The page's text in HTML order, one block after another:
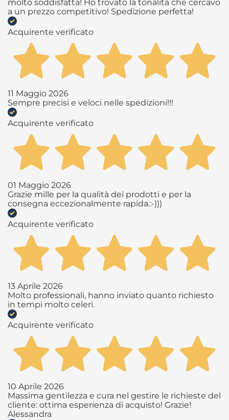
molto soddisfatta! Ho trovato la tonalità che cercavo
a un prezzo competitivo! Spedizione perfetta!
Acquirente verificato
11 Maggio 2026
Sempre precisi e veloci nelle spedizioni!!!
Acquirente verificato
01 Maggio 2026
Grazie mille per la qualità dei prodotti e per la
consegna eccezionalmente rapida.:-)))
Acquirente verificato
13 Aprile 2026
Molto professionali, hanno inviato quanto richiesto
in tempi molto celeri.
Acquirente verificato
10 Aprile 2026
Massima gentilezza e cura nel gestire le richieste del
cliente: ottima esperienza di acquisto! Grazie!
Alessandra